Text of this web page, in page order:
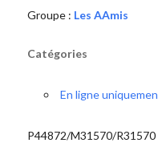
Groupe : Les AAmis
Catégories
En ligne
P44872/M31570/R31570